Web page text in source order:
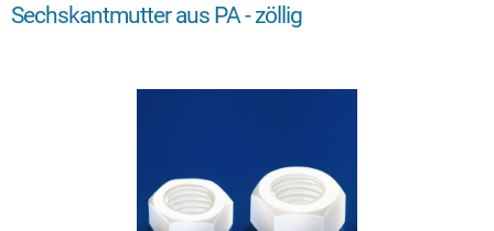
Sechskantmutter aus PA - zöllig